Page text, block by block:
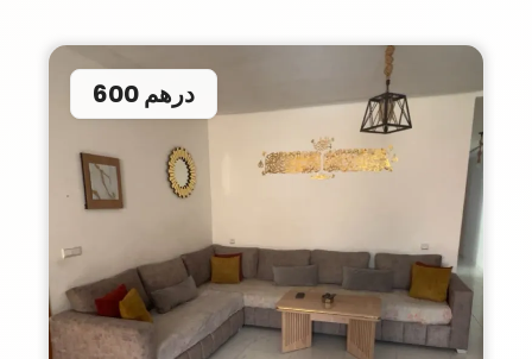
600 درهم